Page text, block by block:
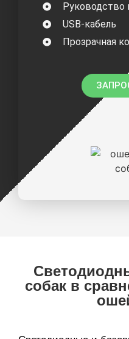
Руководство
USB-кабель
Прозрачная
собак в